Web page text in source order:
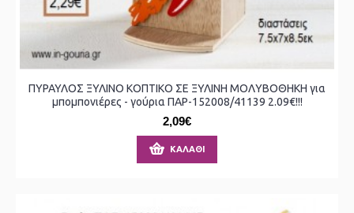
ΠΥΡΑΥΛΟΣ ΞΥΛΙΝΟ ΚΟΠΤΙΚΟ ΣΕ ΞΥΛΙΝΗ ΜΟΛΥΒΟΘΗΚΗ για
μπομπονιέρες - γούρια ΠΑΡ-152008/41139 2.09€!!!
2,09€
ΚΑΛΆΘΙ